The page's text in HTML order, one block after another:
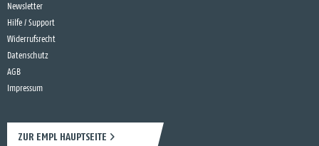
Newsletter
Hilfe / Support
Widerrufsrecht
Datenschutz
AGB
Impressum
ZUR EMPL HAUPTSEITE